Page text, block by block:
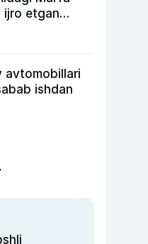
ijro etgan
qanday
avtomobillari
ishdan